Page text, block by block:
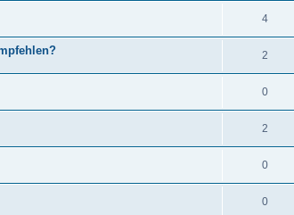
4
2
0
2
0
0